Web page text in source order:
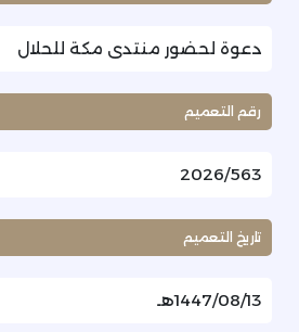
دعوة لحضور منتدى مكة للحلال
رقم التعميم
2026/563
تاريخ التعميم
1447/08/13هـ